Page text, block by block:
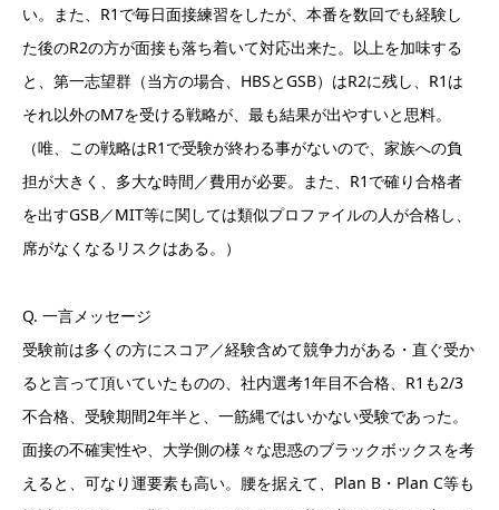
い。また、R1で毎日面接練習をしたが、本番を数回でも経験し
た後のR2の方が面接も落ち着いて対応出来た。以上を加味する
と、第一志望群（当方の場合、HBSとGSB）はR2に残し、R1は
それ以外のM7を受ける戦略が、最も結果が出やすいと思料。
（唯、この戦略はR1で受験が終わる事がないので、家族への負
担が大きく、多大な時間／費用が必要。また、R1で確り合格者
を出すGSB／MIT等に関しては類似プロファイルの人が合格し、
席がなくなるリスクはある。）
Q. 一言メッセージ
受験前は多くの方にスコア／経験含めて競争力がある・直ぐ受か
ると言って頂いていたものの、社内選考1年目不合格、R1も2/3
不合格、受験期間2年半と、一筋縄ではいかない受験であった。
面接の不確実性や、大学側の様々な思惑のブラックボックスを考
えると、可なり運要素も高い。腰を据えて、Plan B・Plan C等も